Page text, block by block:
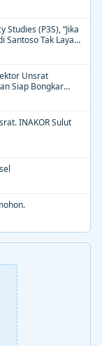
(P3S), “Jika
Santoso Tak Layak
Unsrat
Siap Bongkar
INAKOR Sulut